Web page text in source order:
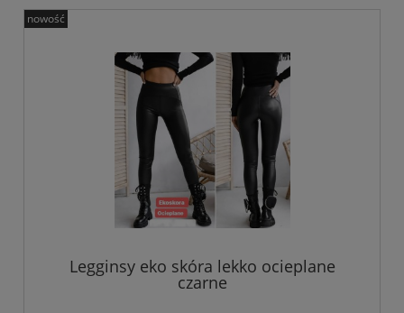
Legginsy eko skóra lekko ocieplane
czarne
nowość